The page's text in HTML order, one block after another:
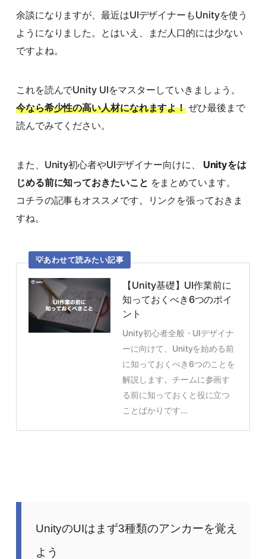
余談になりますが、最近はUIデザイナーもUnityを使う
ようになりました。とはいえ、まだ人口的には少ない
ですよね。
これを読んでUnity UIをマスターしていきましょう。
今なら希少性の高い人材になれますよ！ ぜひ最後まで
読んでみてください。
また、Unity初心者やUIデザイナー向けに、 Unityをは
じめる前に知っておきたいこと をまとめています。
コチラの記事もオススメです。リンクを張っておきま
すね。
あわせて読みたい記事
【Unity基礎】UI作業前に
知っておくべき6つのポイ
ント
Unity初心者全般・UIデザイナ
ーに向けて、Unityを始める前
に知っておくべき6つのことを
解説します。チームに参画す
る前に知っておくと役に立つ
ことばかりです...
UnityのUIはまず3種類のアンカーを覚え
よう